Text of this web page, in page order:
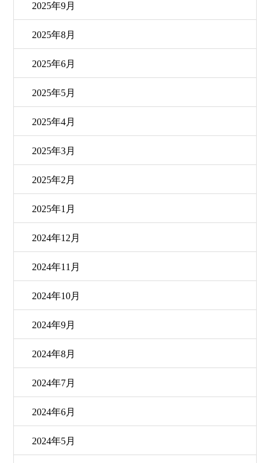
2025年9月
2025年8月
2025年6月
2025年5月
2025年4月
2025年3月
2025年2月
2025年1月
2024年12月
2024年11月
2024年10月
2024年9月
2024年8月
2024年7月
2024年6月
2024年5月